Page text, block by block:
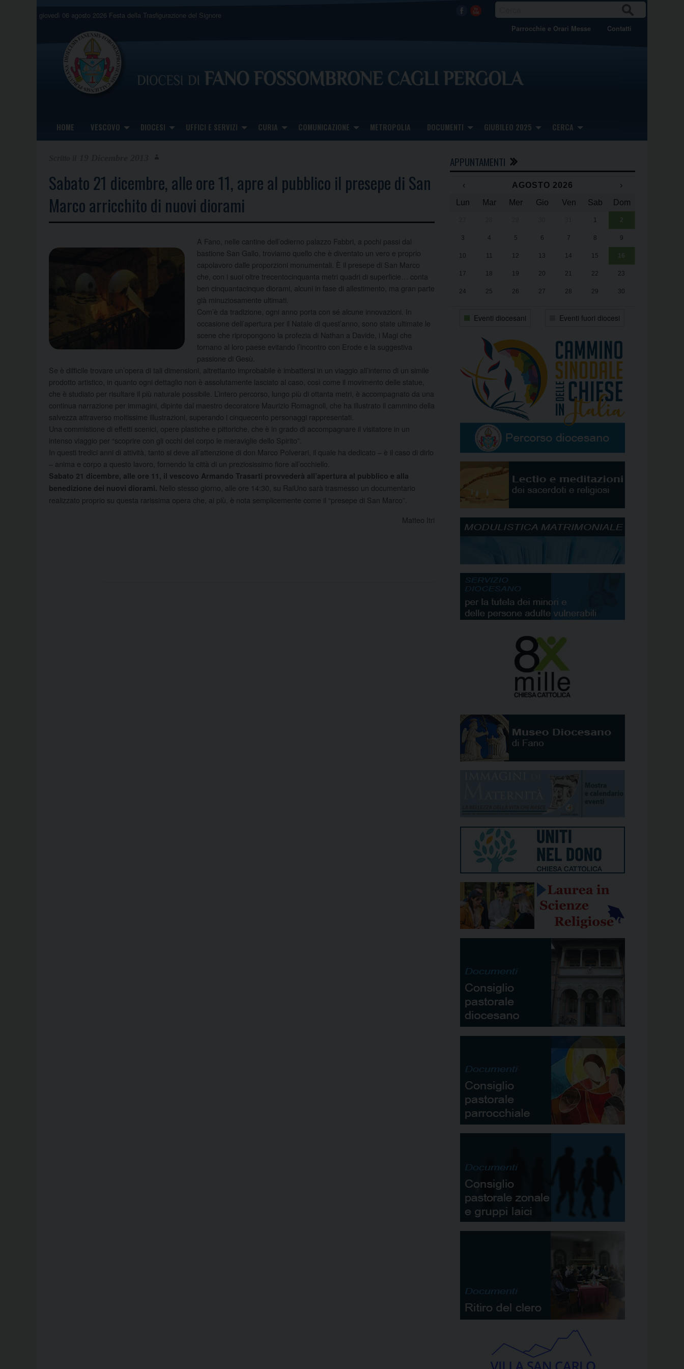
giovedì 06 agosto 2026 Festa della Trasfigurazione del Signore Facebook
Youtube CA
Parrocchie e Orari Messe Contatti
HOME VESCOVO DIOCESI UFFICI E SERVIZI CURIA COMUNICAZIONE METROPOLIA DOCUMENTI GIUBILEO 2025 CERCA
Sabato 21 dicembre, alle ore 11, apre al pubblico il presepe di San
Marco arricchito di nuovi diorami
A Fano, nelle cantine dell’odierno palazzo Fabbri, a pochi passi dal
bastione San Gallo, troviamo quello che è diventato un vero e proprio
capolavoro dalle proporzioni monumentali. È il presepe di San Marco
che, con i suoi oltre trecentocinquanta metri quadri di superficie…
conta
ben cinquantacinque diorami, alcuni in fase di allestimento, ma gran parte
già minuziosamente ultimati.
Com’è da tradizione, ogni anno porta con sé alcune innovazioni. In
occasione dell’apertura per il Natale di quest’anno, sono state ultimate le
scene che ripropongono la profezia di Nathan a Davide, i Magi che
tornano al loro paese evitando l’incontro con Erode e la suggestiva
passione di Gesù.
Se è difficile trovare un’opera di tali dimensioni, altrettanto improbabile è imbattersi in un viaggio all’interno di un simile
prodotto artistico, in quanto ogni dettaglio non è assolutamente lasciato al caso, così come il movimento delle statue,
che è studiato per risultare il più naturale possibile. L’intero percorso, lungo più di ottanta metri, è accompagnato da una
continua narrazione per immagini, dipinte dal maestro decoratore Maurizio Romagnoli, che ha illustrato il cammino della
salvezza attraverso moltissime illustrazioni, superando i cinquecento personaggi rappresentati.
Una commistione di effetti scenici, opere plastiche e pittoriche, che è in grado di accompagnare il visitatore in un
intenso viaggio per “scoprire con gli occhi del corpo le meraviglie dello Spirito”.
In questi tredici anni di attività, tanto si deve all’attenzione di don Marco Polverari, il quale ha dedicato – è il caso di dirlo
– anima e corpo a questo lavoro, fornendo la città di un preziosissimo fiore all’occhiello.
Sabato 21 dicembre, alle ore 11, il vescovo Armando Trasarti provvederà all’apertura al pubblico e alla
benedizione dei nuovi diorami. Nello stesso giorno, alle ore 14:30, su RaiUno sarà trasmesso un documentario
realizzato proprio su questa rarissima opera che, ai più, è nota semplicemente come il “presepe di San Marco”.
Matteo Itri
APPUNTAMENTI
‹ AGOSTO 2026
›
Lun
Mar Mer Gio Ven Sab Dom
1 2
3 4 5 6 7 8 9
10 11 12 13 14 15 16
17 18 19 20 21 22 23
24 25 26 27 28 29 30
Eventi diocesani Eventi fuori diocesi